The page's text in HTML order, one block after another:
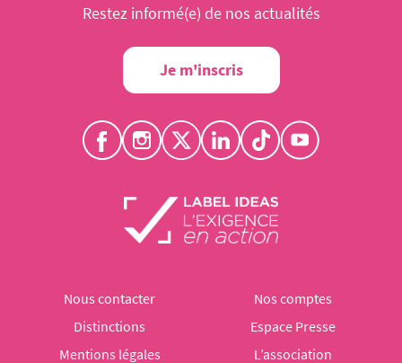
Restez informé(e) de nos actualités
Je m'inscris
Nous contacter
Nos comptes
Distinctions
Espace Presse
Mentions légales
L’association